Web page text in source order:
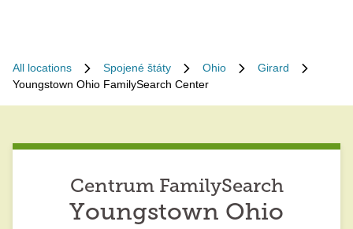
All locations Spojené štáty Ohio
Girard
Youngstown Ohio FamilySearch Center
Centrum FamilySearch
Youngstown Ohio